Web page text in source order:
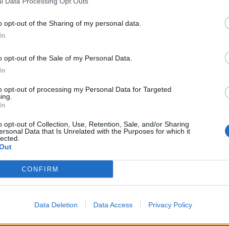
opt-out of the Sharing of my personal data.
opt-out of the Sale of my Personal Data.
opt-out of processing my Personal Data for Targeted
opt-out of Collection, Use, Retention, Sale, and/or Sharing
Data that Is Unrelated with the Purposes for which it
CONFIRM
Data Deletion Data Access Privacy Policy
".
È sempre tardi, lo avremmo dovuto
ritiro faccio 20 allenamenti su situazioni
a Genova ne posso fare uno, massimo
rimpiazzare immediatamente Skriniar,
il tempo e più c’è bisogno di acquistare
Il difensore che mi arriva oggi sarà
per lui, a meno che le abbia già. Non
un difensore serio".
non me ne ha mai parlato".
Si, perché le caratteristiche nostre sono
che possa giocare lì, ma anche che
caratteristiche diverse. Per me più il
meglio è. Ilicic aveva il profilo giusto per
discontinuità. Bravo nell’uno contro uno, nel
siamo carenti